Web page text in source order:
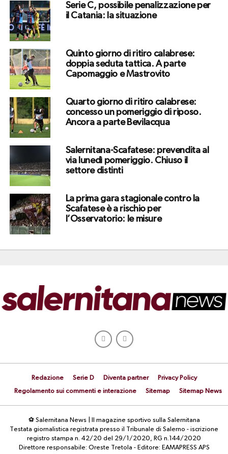
Serie C, possibile penalizzazione per
il Catania: la situazione
Quinto giorno di ritiro calabrese:
doppia seduta tattica. A parte
Capomaggio e Mastrovito
Quarto giorno di ritiro calabrese:
concesso un pomeriggio di riposo.
Ancora a parte Bevilacqua
Salernitana-Scafatese: prevendita al
via lunedì pomeriggio. Chiuso il
settore distinti
La prima gara stagionale contro la
Scafatese è a rischio per
l’Osservatorio: le misure
Redazione Serie D Diventa partner
Privacy Policy
Regolamento sui commenti e interazione
Sitemap Sitemap News
⚽ Salernitana News | Il magazine sportivo sulla Salernitana
Testata giornalistica registrata presso il Tribunale di Salerno - iscrizione
registro stampa n. 42/20 del 29/1/2020, RG n.144/2020
Direttore responsabile: Oreste Tretola - Editore: EAMAPRESS APS